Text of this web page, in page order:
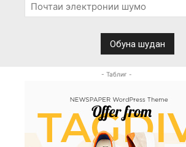
- Таблиғ -